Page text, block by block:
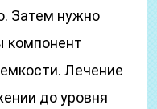
Затем нужно
компонент
Лечение
до уровня